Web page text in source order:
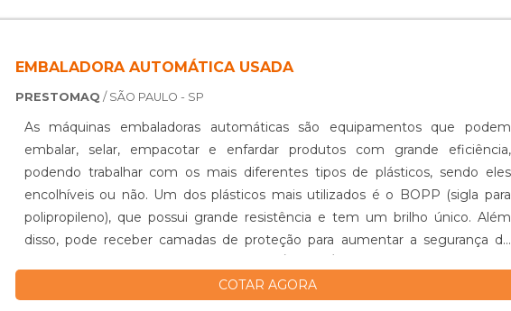
EMBALADORA AUTOMÁTICA USADA
PRESTOMAQ / SÃO PAULO - SP
As máquinas embaladoras automáticas são equipamentos que podem
embalar, selar, empacotar e enfardar produtos com grande eficiência,
podendo trabalhar com os mais diferentes tipos de plásticos, sendo eles
encolhíveis ou não. Um dos plásticos mais utilizados é o BOPP (sigla para
polipropileno), que possui grande resistência e tem um brilho único. Além
disso, pode receber camadas de proteção para aumentar a segurança do
lembrar que a embaladora automática usada pode fazer com que o cliente
COTAR AGORA